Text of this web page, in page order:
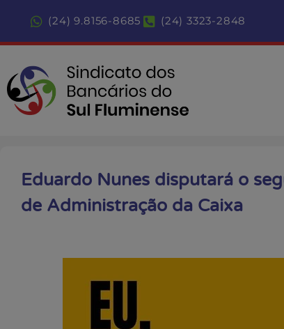
(24) 9.8156-8685 (24) 3323-2848
Eduardo Nunes disputará o
de Administração da Caixa